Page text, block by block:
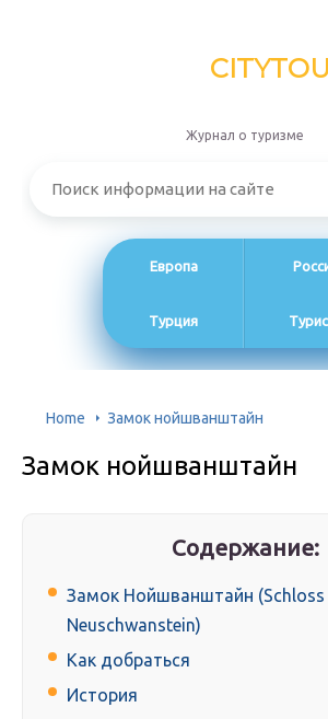
Журнал о туризме
Европа
Турция
Home Замок нойшванштайн
Замок нойшванштайн
Содержание:
Замок Нойшванштайн (Schloss
Neuschwanstein)
Как добраться
История